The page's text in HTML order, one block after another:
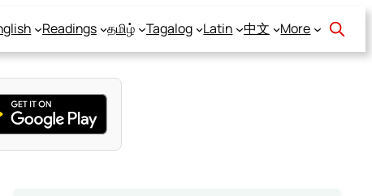
Readings தமிழ் Tagalog Latin 中文 More